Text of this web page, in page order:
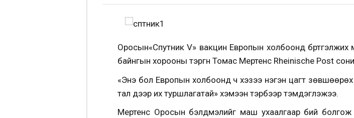
Оросын«Спутник V» вакцин Европын холбоонд
байнгын хорооны тэргүүн Томас Мертенс Rheinische Post
«Энэ бол Европын холбоонд ч хэзээ нэгэн цагт
тал дээр их туршлагатай» хэмээн тэрбээр тэмдэглэжээ.
Мертенс Оросын бэлдмэлийг маш ухаалгаар бий болгож